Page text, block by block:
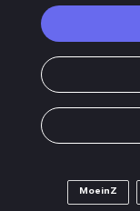
MoeinZ